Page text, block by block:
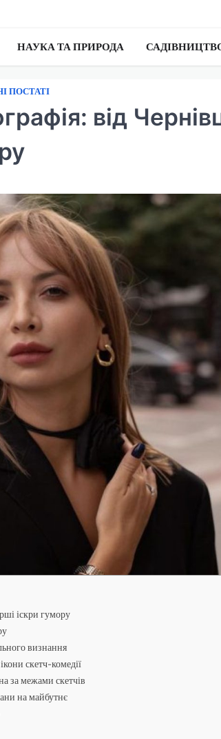
НАУКА ТА ПРИРОДА
ПОСТАТІ
від
іскри гумору
визнання
скетч-комедії
за межами скетчів
на майбутнє